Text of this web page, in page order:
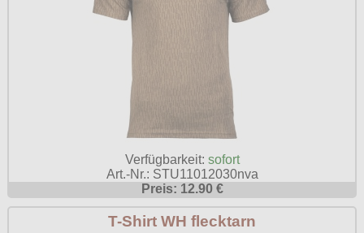
Verfügbarkeit: sofort
Art.-Nr.: STU11012030nva
Preis: 12.90 €
T-Shirt WH flecktarn